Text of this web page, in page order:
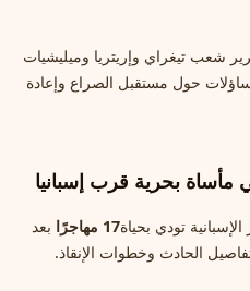
شعب تيغراي وإريتريا وميليشيات
حول مستقبل الصراع وإعادة
تودي بحياة17 مهاجرًا
بعد
الحادث وخطوات الإنقاذ.